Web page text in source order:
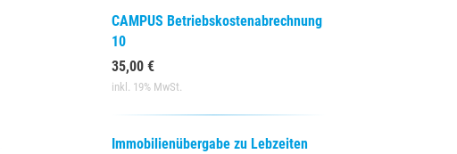
CAMPUS Betriebskostenabrechnung
10
35,00 €
inkl. 19% MwSt.
Immobilienübergabe zu Lebzeiten